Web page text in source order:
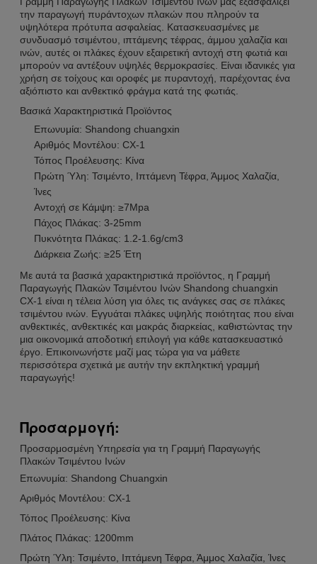
την παραγωγή πυράντοχων πλακών που πληρούν τα
υψηλότερα πρότυπα ασφαλείας. Κατασκευασμένες με
συνδυασμό τσιμέντου, ιπτάμενης τέφρας, άμμου χαλαζία και
ινών, αυτές οι πλάκες έχουν εξαιρετική αντοχή στη φωτιά και
μπορούν να αντέξουν υψηλές θερμοκρασίες. Είναι ιδανικές για
χρήση σε τοίχους και οροφές με πυραντοχή, παρέχοντας ένα
αξιόπιστο και ανθεκτικό φράγμα κατά της φωτιάς.
Βασικά Χαρακτηριστικά Προϊόντος
Επωνυμία: Shandong chuangxin
Αριθμός Μοντέλου: CX-1
Τόπος Προέλευσης: Κίνα
Πρώτη Ύλη: Τσιμέντο, Ιπτάμενη Τέφρα, Άμμος Χαλαζία,
Ίνες
Αντοχή σε Κάμψη: ≥7Mpa
Πάχος Πλάκας: 3-25mm
Πυκνότητα Πλάκας: 1.2-1.6g/cm3
Διάρκεια Ζωής: ≥25 Έτη
Με αυτά τα βασικά χαρακτηριστικά προϊόντος, η Γραμμή
Παραγωγής Πλακών Τσιμέντου Ινών Shandong chuangxin
CX-1 είναι η τέλεια λύση για όλες τις ανάγκες σας σε πλάκες
τσιμέντου ινών. Εγγυάται πλάκες υψηλής ποιότητας που είναι
ανθεκτικές, ανθεκτικές και μακράς διαρκείας, καθιστώντας την
μια οικονομικά αποδοτική επιλογή για κάθε κατασκευαστικό
έργο. Επικοινωνήστε μαζί μας τώρα για να μάθετε
περισσότερα σχετικά με αυτήν την εκπληκτική γραμμή
παραγωγής!
Προσαρμογή:
Προσαρμοσμένη Υπηρεσία για τη Γραμμή Παραγωγής
Πλακών Τσιμέντου Ινών
Επωνυμία: Shandong Chuangxin
Αριθμός Μοντέλου: CX-1
Τόπος Προέλευσης: Κίνα
Πλάτος Πλάκας: 1200mm
Πρώτη Ύλη: Τσιμέντο, Ιπτάμενη Τέφρα, Άμμος Χαλαζία, Ίνες